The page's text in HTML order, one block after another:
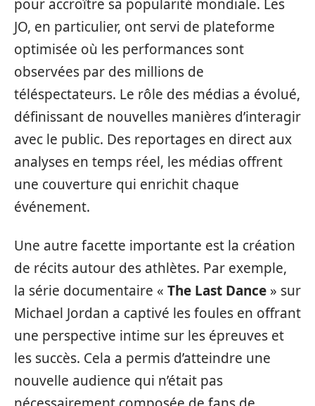
pour accroître sa popularité mondiale. Les
JO, en particulier, ont servi de plateforme
optimisée où les performances sont
observées par des millions de
téléspectateurs. Le rôle des médias a évolué,
définissant de nouvelles manières d’interagir
avec le public. Des reportages en direct aux
analyses en temps réel, les médias offrent
une couverture qui enrichit chaque
événement.
Une autre facette importante est la création
de récits autour des athlètes. Par exemple,
la série documentaire « The Last Dance » sur
Michael Jordan a captivé les foules en offrant
une perspective intime sur les épreuves et
les succès. Cela a permis d’atteindre une
nouvelle audience qui n’était pas